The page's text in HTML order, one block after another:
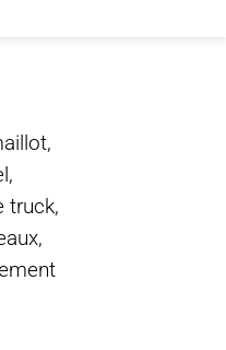
truck,